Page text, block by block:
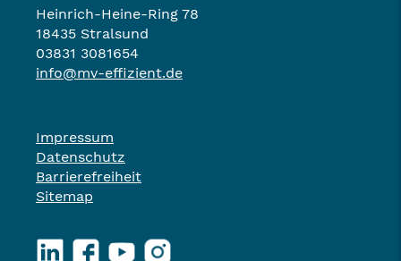
Heinrich-Heine-Ring 78
18435 Stralsund
03831 3081654
info@mv-effizient.de
Impressum
Datenschutz
Barrierefreiheit
Sitemap
LinkedInFacebookYouTubeInstagram